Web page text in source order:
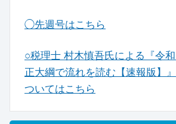
◯先週号はこちら
○税理士 村木慎吾氏による『令
正大綱で流れを読む【速報版】
ついてはこちら